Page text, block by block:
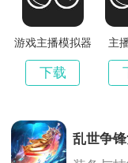
- 游戏上手很容易
是网易重金打造的
- 网易最强IP重出
v1.157.0 安卓版
梦幻西游无双版
v1.3.6 安卓版
v1.310.0
梦幻西游oppo版
游戏主播模拟器
下载
主
乱世争